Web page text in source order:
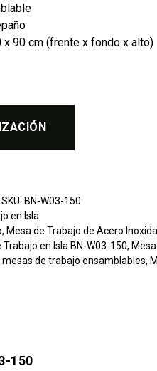
x 90 cm (frente x fondo x alto)
Isla BN-W03-150
SKU: BN-W03-150
en Isla
, Mesa de Trabajo de Acero
Trabajo en Isla BN-W03-150,
mesas de trabajo ensamblables,
150